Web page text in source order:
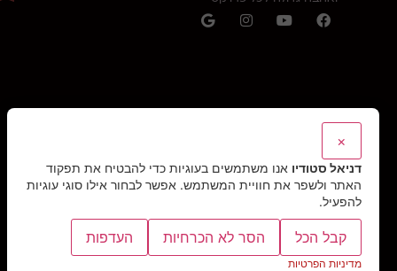
×
דניאל סטודיו אנו משתמשים בעוגיות כדי להבטיח את תפקוד
האתר ולשפר את חוויית המשתמש. אפשר לבחור אילו סוגי עוגיות
להפעיל.
קבל הכל הסר לא הכרחיות העדפות
מדיניות הפרטיות